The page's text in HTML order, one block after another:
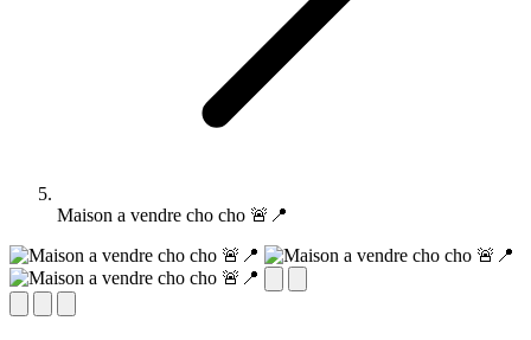
Maison a vendre cho cho 🚨📍